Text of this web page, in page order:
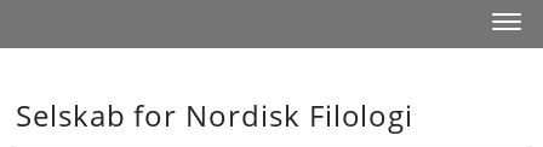
Selskab for Nordisk Filologi